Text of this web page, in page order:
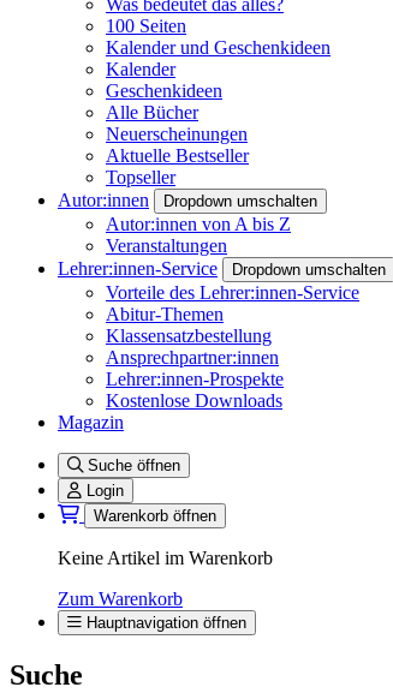
Was bedeutet das alles?
100 Seiten
Kalender und Geschenkideen
Kalender
Geschenkideen
Alle Bücher
Neuerscheinungen
Aktuelle Bestseller
Topseller
Autor:innen
Dropdown umschalten
Autor:innen von A bis Z
Veranstaltungen
Lehrer:innen-Service
Dropdown umschalten
Vorteile des Lehrer:innen-Service
Abitur-Themen
Klassensatzbestellung
Ansprechpartner:innen
Lehrer:innen-Prospekte
Kostenlose Downloads
Magazin
Suche öffnen
Login
Warenkorb öffnen
Keine Artikel im Warenkorb
Zum Warenkorb
Hauptnavigation öffnen
Suche